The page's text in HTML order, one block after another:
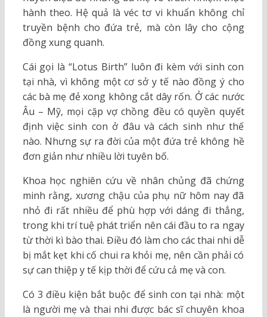
hành theo. Hệ quả là véc tơ vi khuẩn không chỉ
truyền bệnh cho đứa trẻ, mà còn lây cho cộng
đồng xung quanh.
Cái gọi là “Lotus Birth” luôn đi kèm với sinh con
tại nhà, vì không một cơ sở y tế nào đồng ý cho
các bà mẹ đẻ xong không cắt dây rốn. Ở các nước
Âu – Mỹ, mọi cặp vợ chồng đều có quyền quyết
định việc sinh con ở đâu và cách sinh như thế
nào. Nhưng sự ra đời của một đứa trẻ không hề
đơn giản như nhiều lời tuyên bố.
Khoa học nghiên cứu về nhân chủng đã chứng
minh rằng, xương chậu của phụ nữ hôm nay đã
nhỏ đi rất nhiều để phù hợp với dáng đi thẳng,
trong khi trí tuệ phát triển nên cái đầu to ra ngay
từ thời kì bào thai. Điều đó làm cho các thai nhi dễ
bị mắt kẹt khi cố chui ra khỏi mẹ, nên cần phải có
sự can thiệp y tế kịp thời để cứu cả mẹ và con.
Có 3 điều kiện bắt buộc để sinh con tại nhà: một
là người mẹ và thai nhi được bác sĩ chuyên khoa